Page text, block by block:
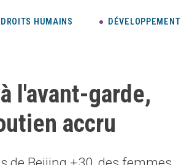
DROITS HUMAINS DÉVELOPPEMENT
l'avant-garde,
accru